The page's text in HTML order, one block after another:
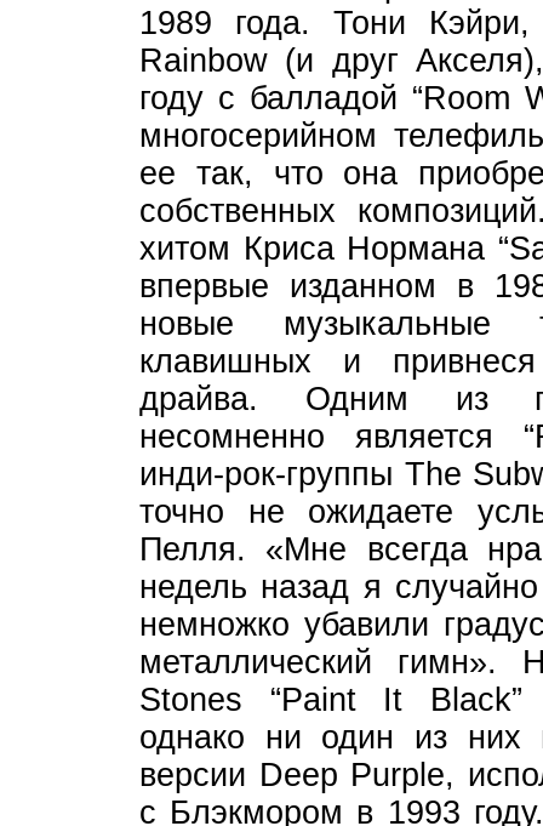
1989 года. Тони
Rainbow (и друг
году с балладой “Room
многосерийном
ее так, что она
собственных
хитом Криса Нормана
впервые изданном в
новые музыкальные
клавишных и
драйва. Одним из
несомненно является
инди-рок-группы The
точно не ожидаете
Пелля. «Мне всегда
недель назад я
немножко убавили
металлический гимн».
Stones “Paint It Black”
однако ни один из них
версии Deep Purple,
с Блэкмором в 1993